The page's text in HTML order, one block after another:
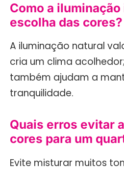
Como a
escolha das cores?
A iluminação natural
cria um clima
também ajudam a
tranquilidade.
Quais erros evitar
cores para um
Evite misturar muitos